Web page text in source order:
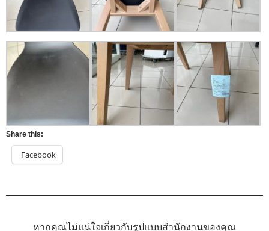
Share this:
Facebook
หากคุณไม่แน่ใจเกี่ยวกับรูปแบบสำนักงานของคุณ